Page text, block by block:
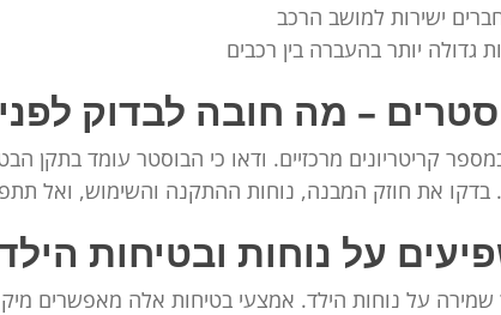
ישירות למושב הרכב
גדולה יותר בהעברה בין רכבים
– מה חובה לבדוק
בדקו את חוזק המבנה, נוחות ההתקנה והשימוש, ואל
על נוחות ובטיחות
על נוחות הילד. אמצעי בטיחות אלה מאפשרים